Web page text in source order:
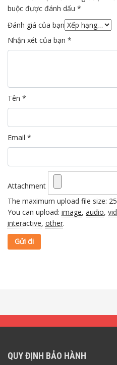
buộc được đánh dấu *
Đánh giá của bạn
Nhận xét của bạn *
Tên *
Email *
Attachment
The maximum upload file size:
You can upload: image, audio,
interactive, other.
QUY ĐỊNH BẢO HÀNH